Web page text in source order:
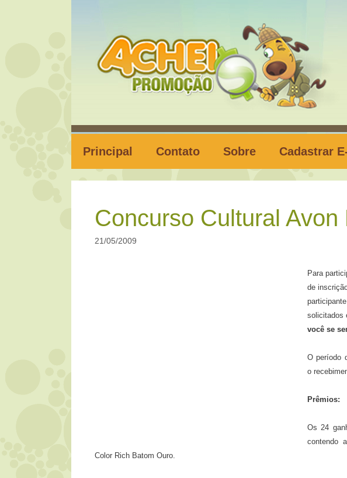
Principal Contato Sobre Cadastrar
Concurso Cultural Avon
21/05/2009
Para
de
solicitados
você se
O período
o
Prêmios:
Os 24
contendo
Color Rich Batom Ouro.